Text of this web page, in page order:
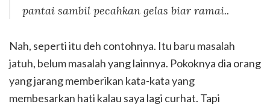
pantai sambil pecahkan gelas biar ramai..
Nah, seperti itu deh contohnya. Itu baru masalah
jatuh, belum masalah yang lainnya. Pokoknya dia orang
yang jarang memberikan kata-kata yang
membesarkan hati kalau saya lagi curhat. Tapi